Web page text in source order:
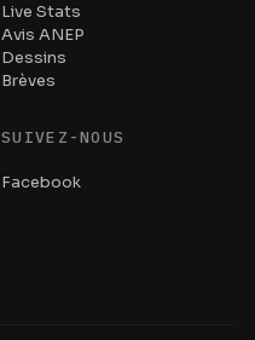
Live Stats
Avis ANEP
Dessins
Brèves
SUIVEZ-NOUS
Facebook